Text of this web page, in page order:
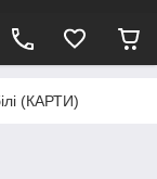
(КАРТИ)